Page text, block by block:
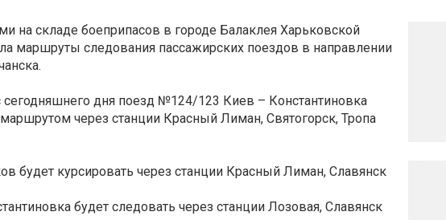
на складе боеприпасов в городе Балаклея Харьковской
маршруты следования пассажирских поездов в направлении
сегодняшнего дня поезд №124/123 Киев – Константиновка
через станции Красный Лиман, Святогорск, Тропа
будет курсировать через станции Красный Лиман, Славянск
будет следовать через станции Лозовая, Славянск